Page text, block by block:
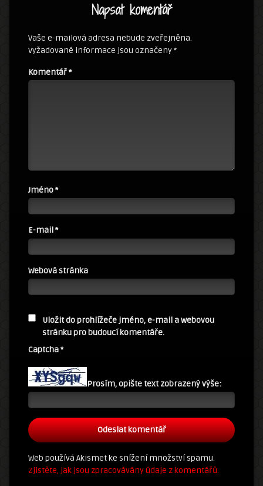
Napsat komentář
Vaše e-mailová adresa nebude zveřejněna.
Vyžadované informace jsou označeny*
Komentář*
Jméno*
E-mail*
Webová stránka
Uložit do prohlížeče jméno, e-mail a webovou
stránku pro budoucí komentáře.
Captcha*
Prosím, opište text zobrazený výše:
Web používá Akismet ke snížení množství spamu.
Zjistěte, jak jsou zpracovávány údaje z komentářů.